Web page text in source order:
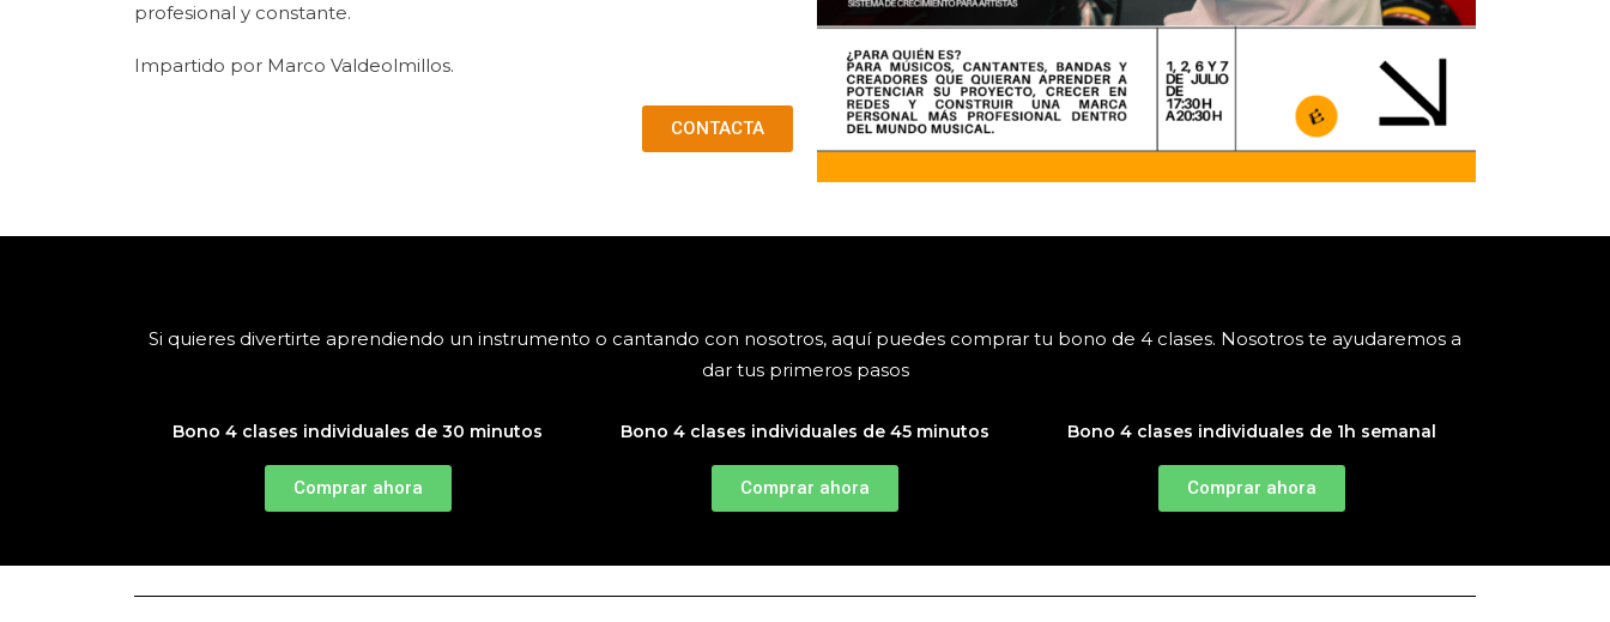
profesional y constante.
Impartido por Marco Valdeolmillos.
CONTACTA
Si quieres divertirte aprendiendo un instrumento o cantando con nosotros, aquí puedes comprar tu bono de 4 clases. Nosotros te ayudaremos a
dar tus primeros pasos
Bono 4 clases individuales de 30 minutos
Comprar ahora
Bono 4 clases individuales de 45 minutos
Comprar ahora
Bono 4 clases individuales de 1h semanal
Comprar ahora